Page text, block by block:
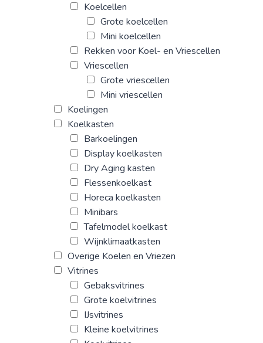
Koelcellen
Grote koelcellen
Mini koelcellen
Rekken voor Koel- en Vriescellen
Vriescellen
Grote vriescellen
Mini vriescellen
Koelingen
Koelkasten
Barkoelingen
Display koelkasten
Dry Aging kasten
Flessenkoelkast
Horeca koelkasten
Minibars
Tafelmodel koelkast
Wijnklimaatkasten
Overige Koelen en Vriezen
Vitrines
Gebaksvitrines
Grote koelvitrines
IJsvitrines
Kleine koelvitrines